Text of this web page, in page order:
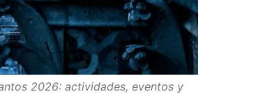
2026: actividades, eventos y